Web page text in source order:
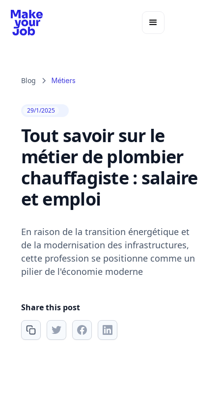
Blog Métiers
29/1/2025
Tout savoir sur le
métier de plombier
chauffagiste : salaire
et emploi
En raison de la transition énergétique et
de la modernisation des infrastructures,
cette profession se positionne comme un
pilier de l'économie moderne
Share this post